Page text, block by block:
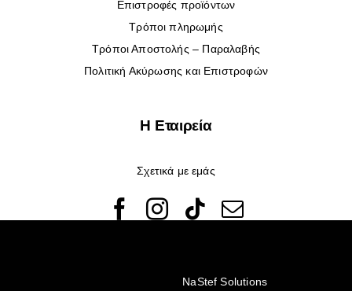
Επιστροφές προϊόντων
Τρόποι πληρωμής
Τρόποι Αποστολής – Παραλαβής
Πολιτική Ακύρωσης και Επιστροφών
Η Εταιρεία
Σχετικά με εμάς
NaStef Solutions